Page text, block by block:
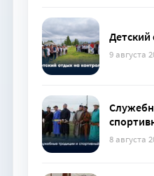
Детский
9 августа
8 августа